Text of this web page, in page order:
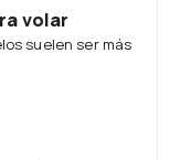
volar
suelen ser más